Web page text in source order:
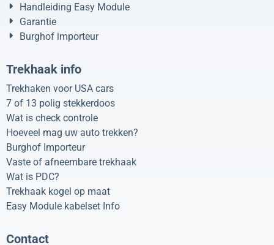
Handleiding Easy Module
Garantie
Burghof importeur
Trekhaak info
Trekhaken voor USA cars
7 of 13 polig stekkerdoos
Wat is check controle
Hoeveel mag uw auto trekken?
Burghof Importeur
Vaste of afneembare trekhaak
Wat is PDC?
Trekhaak kogel op maat
Easy Module kabelset Info
Contact